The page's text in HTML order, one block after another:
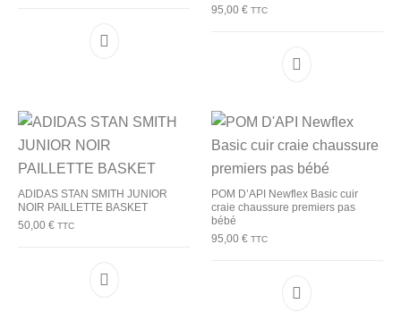
Ce produit a plusieurs variations. Les options
95,00 € TTC
Ce produit a
ADIDAS STAN SMITH JUNIOR
NOIR PAILLETTE BASKET
50,00€ TTC
Ce produit a plusieurs variations. Les options
POM D’API Newflex Basic cuir
craie chaussure premiers pas
bébé
95,00 € TTC
Ce produit a